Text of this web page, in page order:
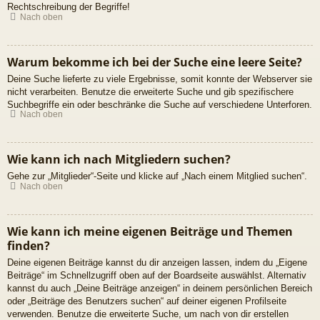
Rechtschreibung der Begriffe!
Nach oben
Warum bekomme ich bei der Suche eine leere Seite?
Deine Suche lieferte zu viele Ergebnisse, somit konnte der Webserver sie
nicht verarbeiten. Benutze die erweiterte Suche und gib spezifischere
Suchbegriffe ein oder beschränke die Suche auf verschiedene Unterforen.
Nach oben
Wie kann ich nach Mitgliedern suchen?
Gehe zur „Mitglieder“-Seite und klicke auf „Nach einem Mitglied suchen“.
Nach oben
Wie kann ich meine eigenen Beiträge und Themen
finden?
Deine eigenen Beiträge kannst du dir anzeigen lassen, indem du „Eigene
Beiträge“ im Schnellzugriff oben auf der Boardseite auswählst. Alternativ
kannst du auch „Deine Beiträge anzeigen“ in deinem persönlichen Bereich
oder „Beiträge des Benutzers suchen“ auf deiner eigenen Profilseite
verwenden. Benutze die erweiterte Suche, um nach von dir erstellen